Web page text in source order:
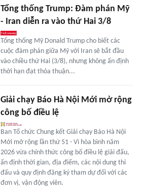
Tổng thống Trump: Đàm phán Mỹ
- Iran diễn ra vào thứ Hai 3/8
Tổng thống Mỹ Donald Trump cho biết các
cuộc đàm phán giữa Mỹ với Iran sẽ bắt đầu
vào chiều thứ Hai (3/8), nhưng không ấn định
thời hạn đạt thỏa thuận...
Giải chạy Báo Hà Nội Mới mở rộng
công bố điều lệ
Ban Tổ chức Chung kết Giải chạy Báo Hà Nội
Mới mở rộng lần thứ 51 - Vì hòa bình năm
2026 vừa chính thức công bố điều lệ giải đấu,
ấn định thời gian, địa điểm, các nội dung thi
đấu và quy định đăng ký tham dự đối với các
đơn vị, vận động viên.